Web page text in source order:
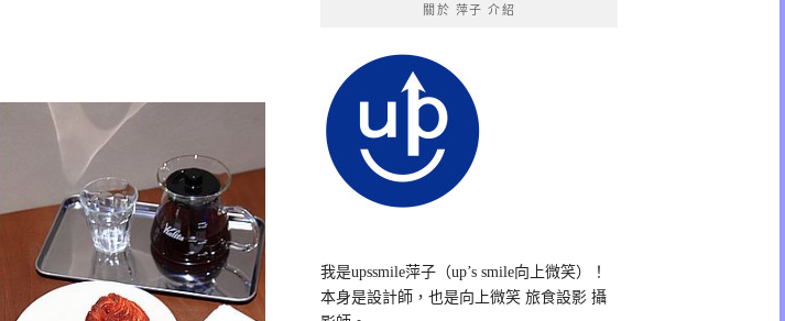
關於 萍子 介紹
我是upssmile萍子（up’s smile向上微笑）！
本身是設計師，也是向上微笑 旅食設影 攝